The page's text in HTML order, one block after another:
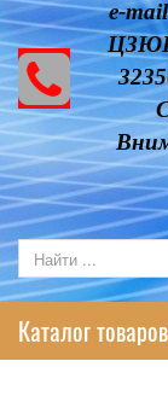
e-
Каталог товаров